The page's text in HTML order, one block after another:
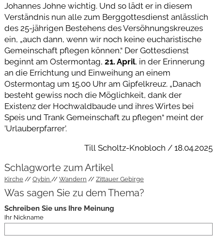
Johannes Johne wichtig. Und so lädt er in diesem
Verständnis nun alle zum Berggottesdienst anlässlich
des 25-jährigen Bestehens des Versöhnungskreuzes
ein, „auch dann, wenn wir noch keine eucharistische
Gemeinschaft pflegen können.“ Der Gottesdienst
beginnt am Ostermontag, 21. April, in der Erinnerung
an die Errichtung und Einweihung an einem
Ostermontag um 15.00 Uhr am Gipfelkreuz. „Danach
besteht gewiss noch die Möglichkeit, dank der
Existenz der Hochwaldbaude und ihres Wirtes bei
Speis und Trank Gemeinschaft zu pflegen“ meint der
’Urlauberpfarrer’.
Till Scholtz-Knobloch / 18.04.2025
Schlagworte zum Artikel
Kirche Oybin Wandern Zittauer Gebirge
Was sagen Sie zu dem Thema?
Schreiben Sie uns Ihre Meinung
Ihr Nickname